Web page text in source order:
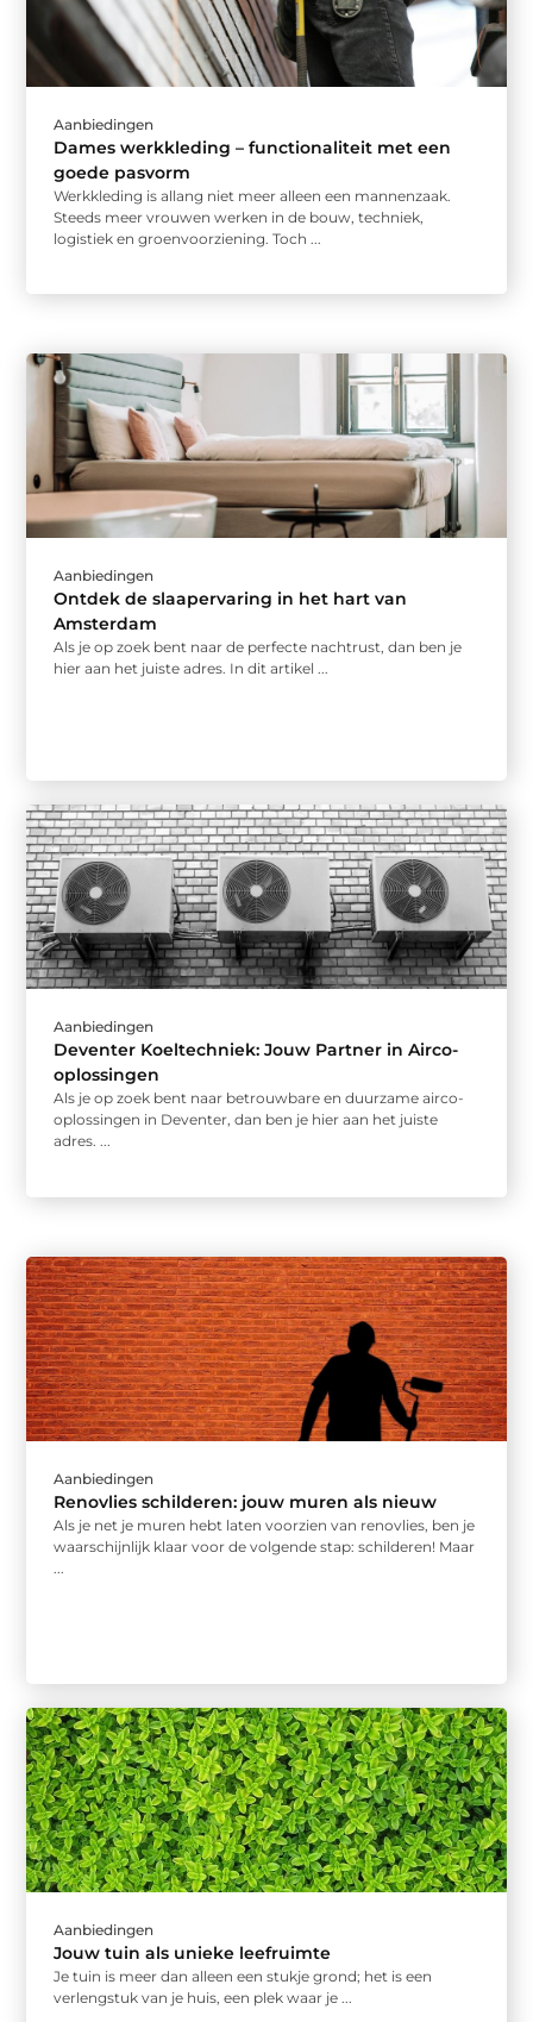
Aanbiedingen
Dames werkkleding – functionaliteit met een
goede pasvorm
Werkkleding is allang niet meer alleen een mannenzaak.
Steeds meer vrouwen werken in de bouw, techniek,
logistiek en groenvoorziening. Toch ...
Aanbiedingen
Ontdek de slaapervaring in het hart van
Amsterdam
Als je op zoek bent naar de perfecte nachtrust, dan ben je
hier aan het juiste adres. In dit artikel ...
Aanbiedingen
Deventer Koeltechniek: Jouw Partner in Airco-
oplossingen
Als je op zoek bent naar betrouwbare en duurzame airco-
oplossingen in Deventer, dan ben je hier aan het juiste
adres. ...
Aanbiedingen
Renovlies schilderen: jouw muren als nieuw
Als je net je muren hebt laten voorzien van renovlies, ben je
waarschijnlijk klaar voor de volgende stap: schilderen! Maar
Aanbiedingen
Jouw tuin als unieke leefruimte
Je tuin is meer dan alleen een stukje grond; het is een
verlengstuk van je huis, een plek waar je ...